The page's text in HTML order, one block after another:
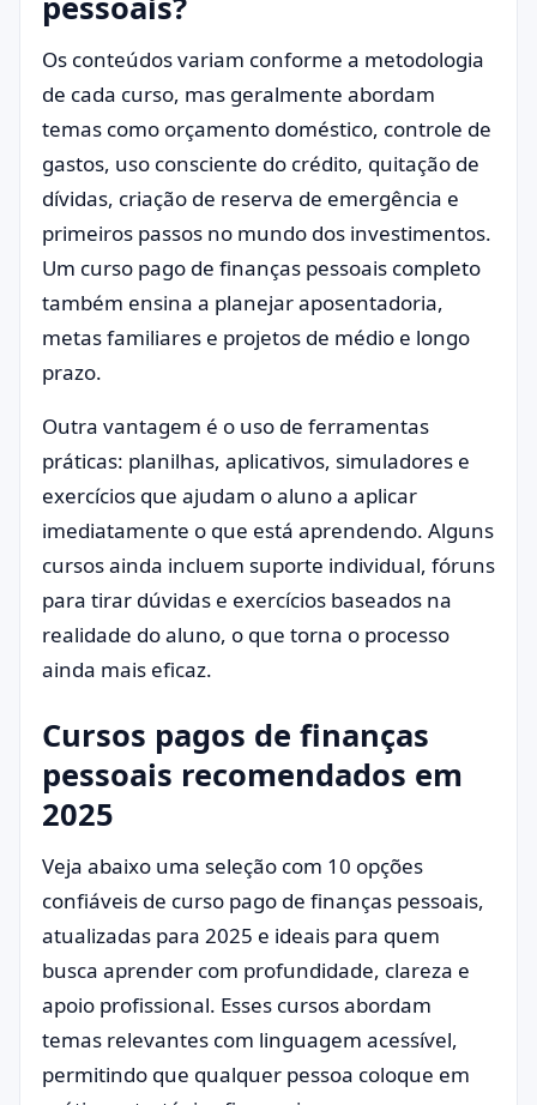
Os conteúdos variam conforme a metodologia
de cada curso, mas geralmente abordam
temas como orçamento doméstico, controle de
gastos, uso consciente do crédito, quitação de
dívidas, criação de reserva de emergência e
primeiros passos no mundo dos investimentos.
Um curso pago de finanças pessoais completo
também ensina a planejar aposentadoria,
metas familiares e projetos de médio e longo
prazo.
Outra vantagem é o uso de ferramentas
práticas: planilhas, aplicativos, simuladores e
exercícios que ajudam o aluno a aplicar
imediatamente o que está aprendendo. Alguns
cursos ainda incluem suporte individual, fóruns
para tirar dúvidas e exercícios baseados na
realidade do aluno, o que torna o processo
ainda mais eficaz.
Cursos pagos de finanças
pessoais recomendados em
2025
Veja abaixo uma seleção com 10 opções
confiáveis de curso pago de finanças pessoais,
atualizadas para 2025 e ideais para quem
busca aprender com profundidade, clareza e
apoio profissional. Esses cursos abordam
temas relevantes com linguagem acessível,
permitindo que qualquer pessoa coloque em